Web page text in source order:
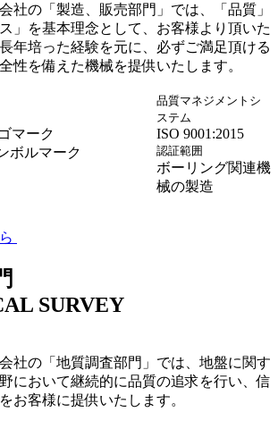
社の「製造、販売部門」では、「品質」
」を基本理念として、お客様より頂いた
年培った経験を元に、必ずご満足頂ける
性を備えた機械を提供いたします。
品質マネジメントシ
ステム
ISO 9001:2015
認証範囲
ボーリング関連機
械の製造
SURVEY
社の「地質調査部門」では、地盤に関す
において継続的に品質の追求を行い、信
お客様に提供いたします。